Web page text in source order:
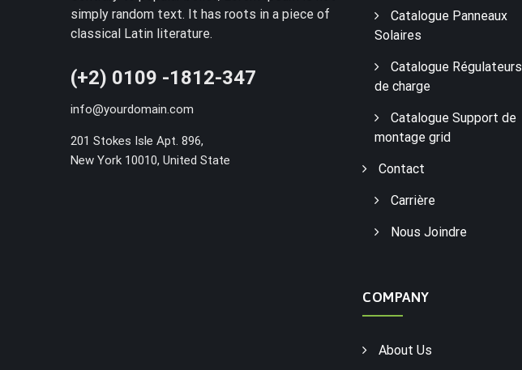
simply random text. It has roots in a piece of
classical Latin literature.
(+2) 0109 -1812-347
info@yourdomain.com
201 Stokes Isle Apt. 896,
New York 10010, United State
Catalogue Panneaux
Solaires
Catalogue Régulateurs
de charge
Catalogue Support de
montage grid
Contact
Carrière
Nous Joindre
COMPANY
About Us